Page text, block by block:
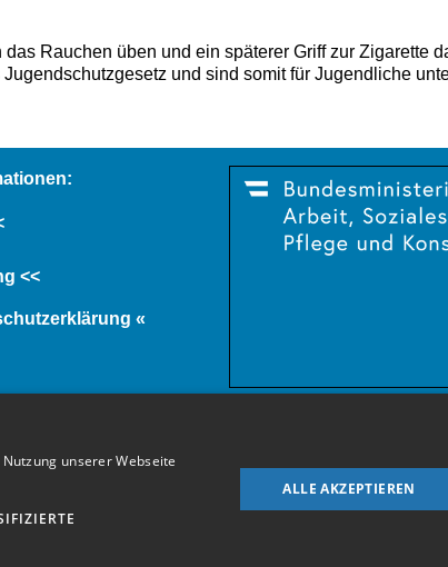
Rauchen üben und ein späterer Griff zur Zigarette
und sind somit für Jugendliche
<<
«
unserer Webseite
ALLE AKZEPTIEREN